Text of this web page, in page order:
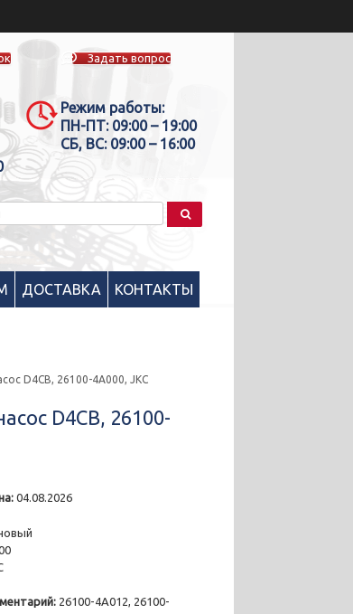
Задать вопрос
Режим работы:
ПН-ПТ: 09:00 – 19:00
СБ, ВС: 09:00 – 16:00
ДОСТАВКА КОНТАКТЫ
D4CB, 26100-4A000, JKC
D4CB, 26100-
04.08.2026
26100-4A012, 26100-